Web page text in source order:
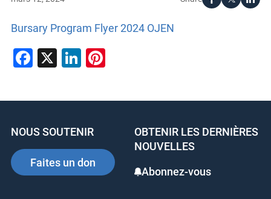
Bursary Program Flyer 2024 OJEN
Facebook
X LinkedIn
Pinterest
NOUS SOUTENIR
Faites un don
OBTENIR LES DERNIÈRES
NOUVELLES
Abonnez-vous